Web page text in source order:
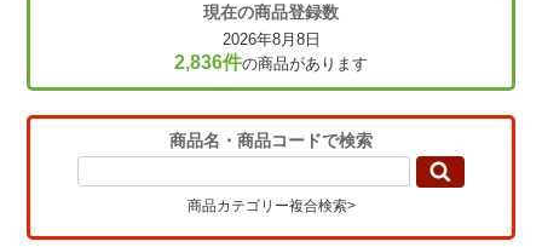
現在の商品登録数
2026年8月8日
2,836件の商品があります
商品名・商品コードで検索
商品カテゴリー複合検索>